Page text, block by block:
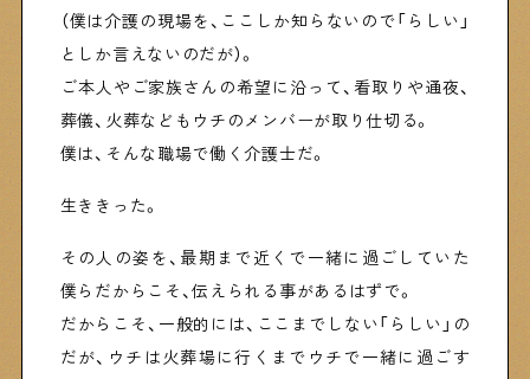
（僕は介護の現場を、ここしか知らないので「らしい」
としか言えないのだが）。
ご本人やご家族さんの希望に沿って、看取りや通夜、
葬儀、火葬などもウチのメンバーが取り仕切る。
僕は、そんな職場で働く介護士だ。
生ききった。
その人の姿を、最期まで近くで一緒に過ごしていた
僕らだからこそ、伝えられる事があるはずで。
だからこそ、一般的には、ここまでしない「らしい」の
だが、ウチは火葬場に行くまでウチで一緒に過ごす